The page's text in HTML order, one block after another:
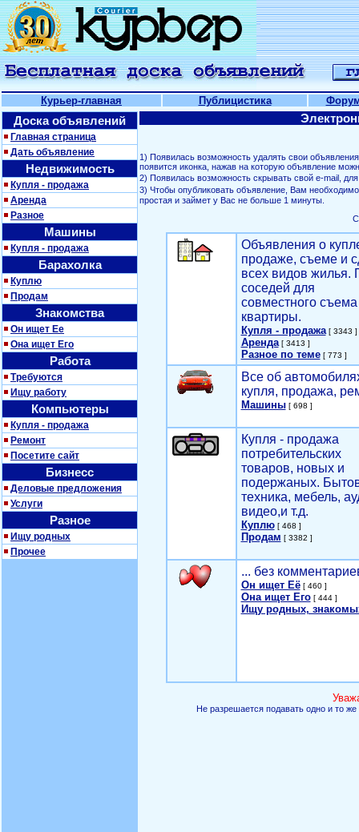
Курьер-главная Публицистика
Доска объявлений
Главная страница
Дать объявление
Недвижимость
Купля - продажа
Аренда
Разное
Машины
Купля - продажа
Барахолка
Куплю
Продам
Знакомства
Он ищет Ее
Она ищет Его
Работа
Требуются
Ищу работу
Компьютеры
Купля - продажа
Ремонт
Посетите сайт
Бизнесс
Деловые предложения
Услуги
Разное
Ищу родных
Прочее
1) Появилась возможность удалять свои
появится иконка, нажав на которую объявление
2) Появилась возможность скрывать свой е-mail,
3) Чтобы опубликовать объявление, Вам
простая и займет у Вас не больше 1 минуты.
Объявления о
продаже, съеме и
всех видов жилья.
соседей для
совместного съема
квартиры.
Купля - продажа[ 3343 ]
Аренда[ 3413 ]
Разное по теме[ 773 ]
Все об
купля, продажа,
Машины[ 698 ]
Купля - продажа
потребительских
товаров, новых и
подержаных.
техника, мебель,
видео,и т.д.
Куплю[ 468 ]
Продам [ 3382 ]
... без
Он ищет Её[ 460 ]
Она ищет Его[ 444 ]
Ищу родных,
Не разрешается подавать одно и то